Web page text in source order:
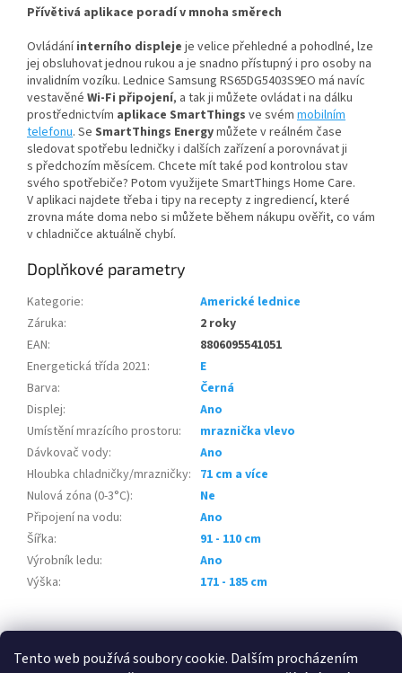
Tento web používá soubory cookie. Dalším procházením
Přívětivá aplikace poradí v mnoha směrech
Ovládáníinterního displeje je velice přehledné a pohodlné, lze
jej obsluhovat jednou rukou a je snadno přístupný i pro osoby na
invalidním vozíku. Lednice Samsung RS65DG5403S9EO má navíc
vestavěné Wi-Fi připojení, a tak ji můžete ovládat i na dálku
prostřednictvím aplikace SmartThings ve svém mobilním
telefonu. Se SmartThings Energymůžete v reálném čase
sledovat spotřebu ledničky i dalších zařízení a porovnávat ji
s předchozím měsícem. Chcete mít také pod kontrolou stav
svého spotřebiče? Potom využijete SmartThings Home Care.
V aplikaci najdete třeba i tipy na recepty z ingrediencí, které
zrovna máte doma nebo si můžete během nákupu ověřit, co vám
v chladničce aktuálně chybí.
Doplňkové parametry
Kategorie:
Americké lednice
Záruka:
2 roky
EAN:
8806095541051
Energetická třída 2021:
E
Barva:
Černá
Displej:
Ano
Umístění mrazícího prostoru:
mraznička vlevo
Dávkovač vody:
Ano
Hloubka chladničky/mrazničky: 71 cm a více
Nulová zóna (0-3°C):
Ne
Připojení na vodu:
Ano
Šířka:
91 - 110 cm
Výrobník ledu:
Ano
Výška: 171 - 185 cm
Z
100 % zákazníků Heureka.cz nás doporučuje! Zboží.cz Firmy.cz